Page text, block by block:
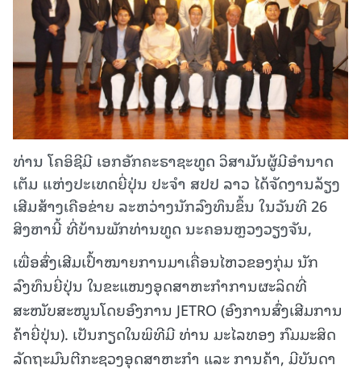
ທ່ານ ໂຄອິຊີມີ ເອກອັກຄະຣາຊະທູດ ວິສາມັນຜູ້ມີອໍານາດ
ເຕັມ ແຫ່ງປະເທດຍີ່ປຸ່ນ ປະຈໍາ ສປປ ລາວ ໄດ້ຈັດງານລ້ຽງ
ເສີມສ້າງເຄືອຂ່າຍ ລະຫວ່າງນັກລົງທຶນຂຶ້ນ ໃນວັນທີ 26
ສິງຫານີ້ ທີ່ບ້ານພັກທ່ານທູດ ນະຄອນຫຼວງວຽງຈັນ,
ເພື່ອສົ່ງເສີມເປົ້າໝາຍການມາເຄື່ອນໄຫວຂອງກຸ່ມ ນັກ
ລົງທຶນຍີ່ປຸ່ນ ໃນຂະແໜງອຸດສາຫະກຳການຜະລິດທີ່
ສະໜັບສະໜູນໂດຍອົງການ JETRO (ອົງການສົ່ງເສີມການ
ຄ້າຍີ່ປຸ່ນ). ເປັນກຽດໃນພິທີມີ ທ່ານ ມະໄລທອງ ກົມມະສິດ
ລັດຖະມົນຕີກະຊວງອຸດສາຫະກໍາ ແລະ ການຄ້າ, ມີບັນດາ